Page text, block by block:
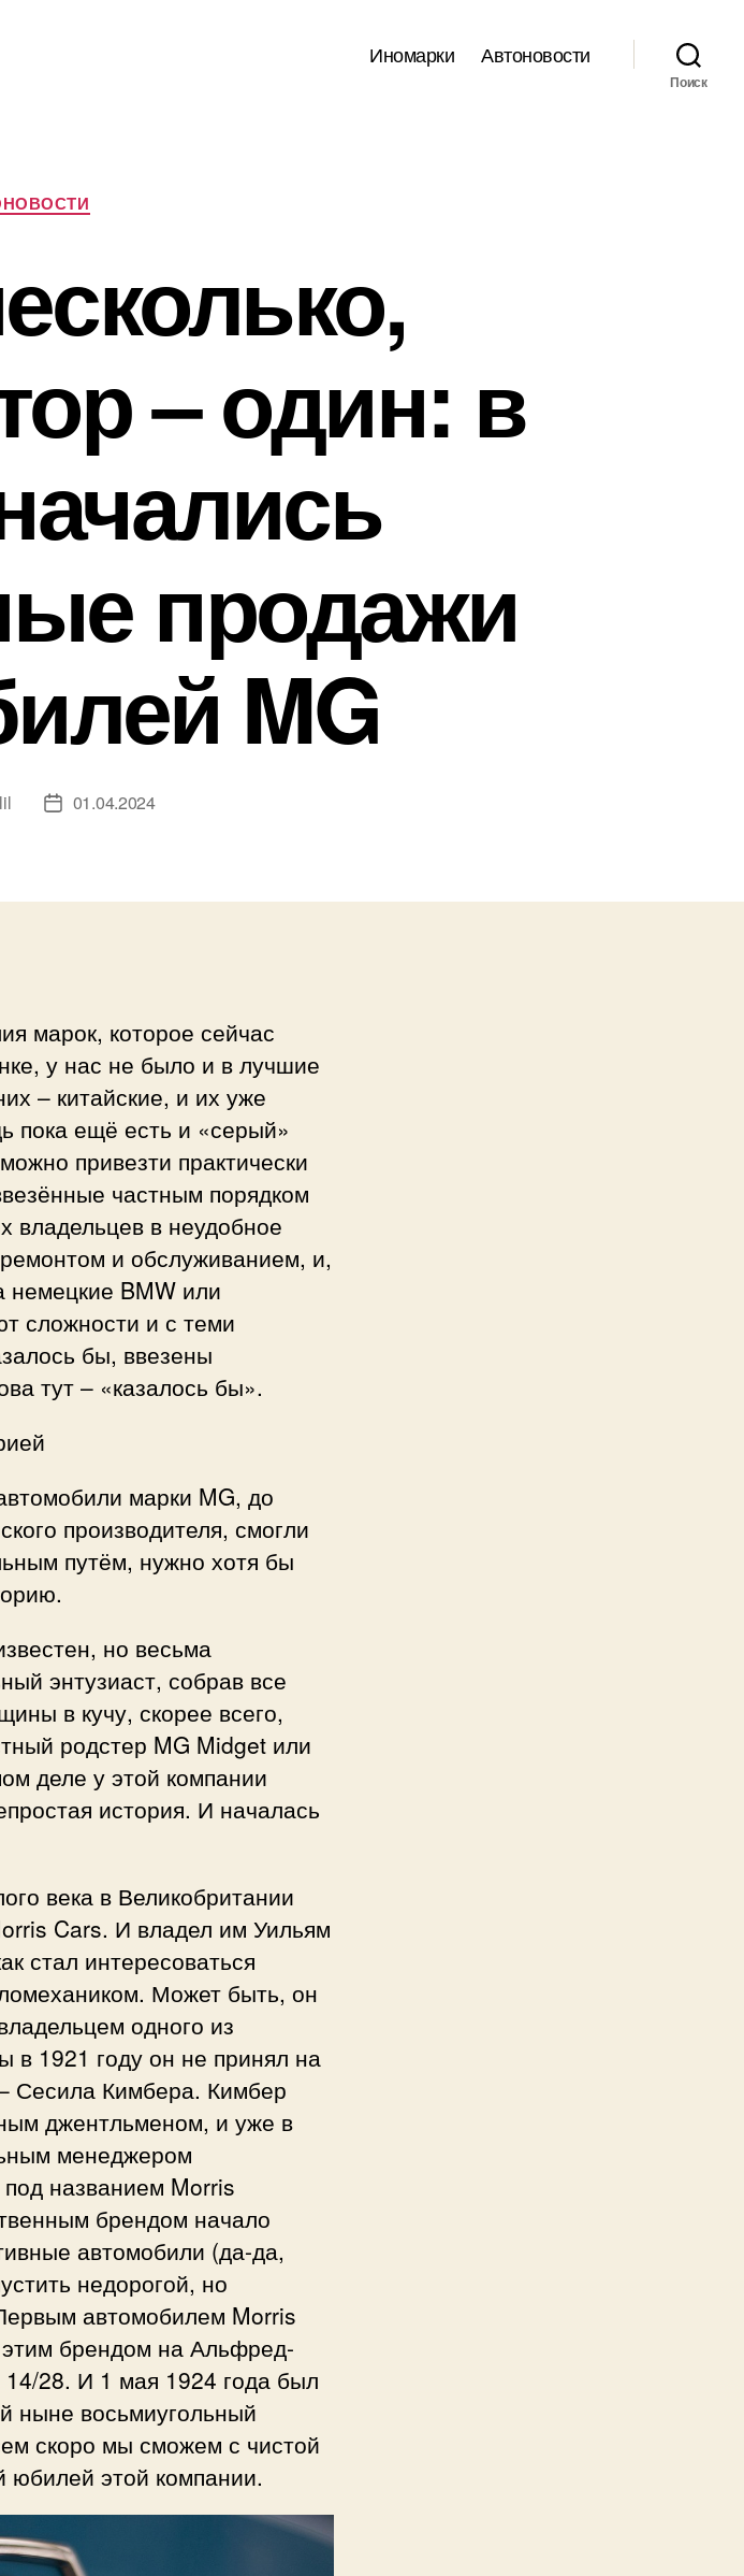
Иномарки Автоновости
Поиск
Рубрики
– один: в
продажи
MG
Дата01.04.2024
марок, которое сейчас
у нас не было и в лучшие
– китайские, и их уже
пока ещё есть и «серый»
привезти практически
частным порядком
владельцев в неудобное
и обслуживанием, и,
немецкие BMW или
сложности и с теми
бы, ввезены
тут – «казалось бы».
марки MG, до
производителя, смогли
путём, нужно хотя бы
но весьма
энтузиаст, собрав все
в кучу, скорее всего,
родстер MG Midget или
деле у этой компании
история. И началась
века в Великобритании
Cars. И владел им Уильям
стал интересоваться
Может быть, он
одного из
в 1921 году он не принял на
Сесила Кимбера. Кимбер
джентльменом, и уже в
менеджером
названием Morris
брендом начало
автомобили (да-да,
недорогой, но
автомобилем Morris
брендом на Альфред-
28. И 1 мая 1924 года был
ныне восьмиугольный
скоро мы сможем с чистой
юбилей этой компании.